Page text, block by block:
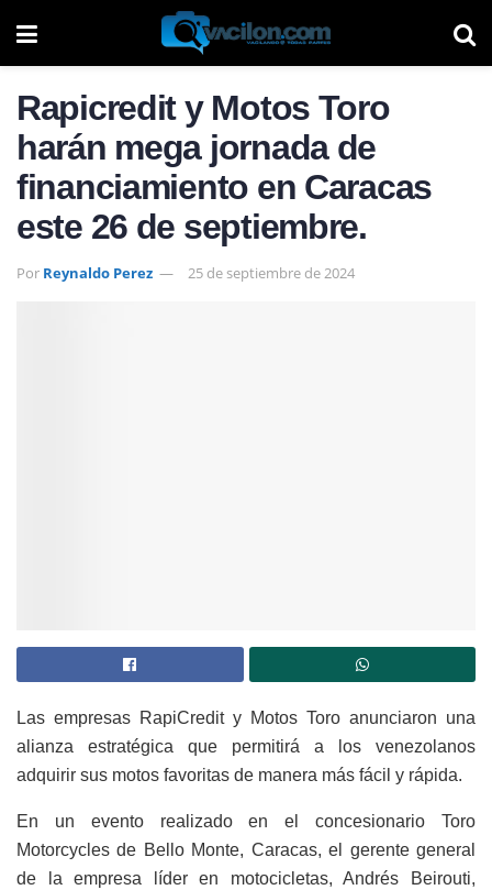
Rapicredit y Motos Toro
harán mega jornada de
financiamiento en Caracas
este 26 de septiembre.
Por Reynaldo Perez 25 de septiembre de 2024
Las empresas RapiCredit y Motos Toro anunciaron una
alianza estratégica que permitirá a los venezolanos
adquirir sus motos favoritas de manera más fácil y rápida.
En un evento realizado en el concesionario Toro
Motorcycles de Bello Monte, Caracas, el gerente general
de la empresa líder en motocicletas, Andrés Beirouti,